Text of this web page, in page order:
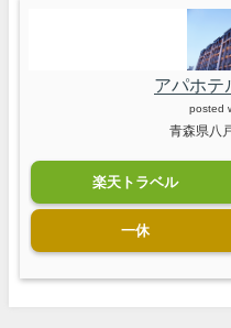
アパホテ
posted
青森県八
楽天トラベル
一休